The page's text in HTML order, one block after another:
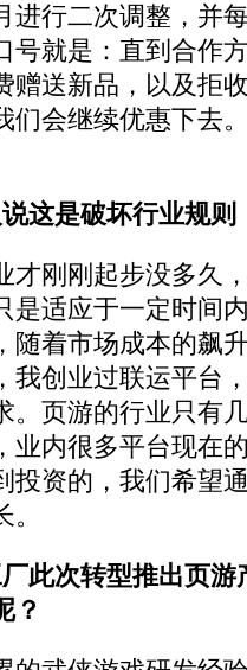
进行二次调整，并
号就是：直到合作
赠送新品，以及拒
们会继续优惠下去
这是破坏行业规
刚刚起步没多久
是适应于一定时间
随着市场成本的飙
我创业过联运平台
。页游的行业只有
业内很多平台现在
投资的，我们希望
此次转型推出页
？